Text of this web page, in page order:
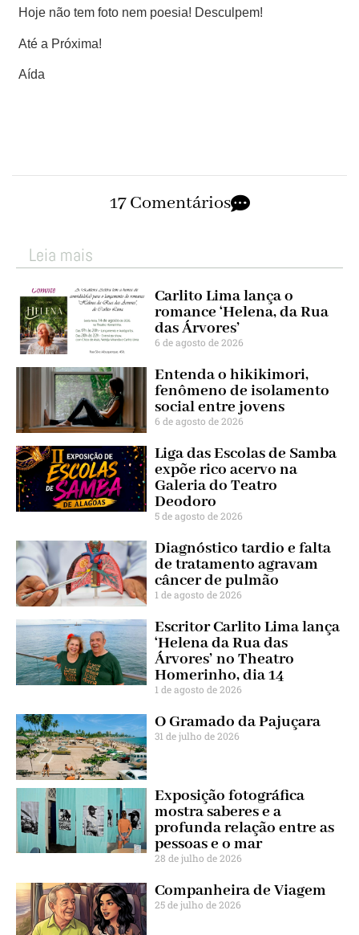
Hoje não tem foto nem poesia! Desculpem!
Até a Próxima!
Aída
17 Comentários
Leia mais
Carlito Lima lança o
romance ‘Helena, da Rua
das Árvores’
6 de agosto de 2026
Entenda o hikikimori,
fenômeno de isolamento
social entre jovens
6 de agosto de 2026
Liga das Escolas de Samba
expõe rico acervo na
Galeria do Teatro
Deodoro
5 de agosto de 2026
Diagnóstico tardio e falta
de tratamento agravam
câncer de pulmão
1 de agosto de 2026
Escritor Carlito Lima lança
‘Helena da Rua das
Árvores’ no Theatro
Homerinho, dia 14
1 de agosto de 2026
O Gramado da Pajuçara
31 de julho de 2026
Exposição fotográfica
mostra saberes e a
profunda relação entre as
pessoas e o mar
28 de julho de 2026
Companheira de Viagem
25 de julho de 2026